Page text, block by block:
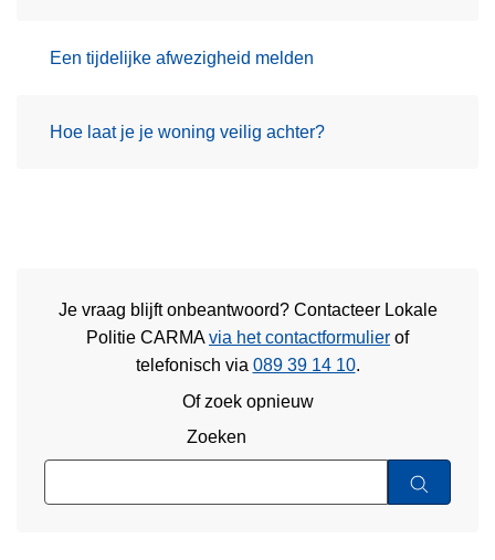
Een tijdelijke afwezigheid melden
Hoe laat je je woning veilig achter?
Je vraag blijft onbeantwoord? Contacteer Lokale
Politie CARMAvia het contactformulier of
telefonisch via 089 39 14 10.
Of zoek opnieuw
Zoeken